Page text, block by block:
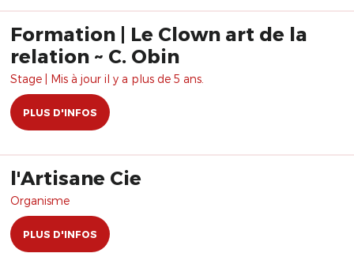
Formation | Le Clown art de la
relation ~ C. Obin
Stage | Mis à jour il y a plus de 5 ans.
PLUS D'INFOS
l'Artisane Cie
Organisme
PLUS D'INFOS